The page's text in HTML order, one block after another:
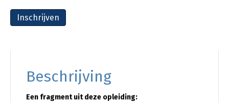
Inschrijven
Beschrijving
Een fragment uit deze opleiding: